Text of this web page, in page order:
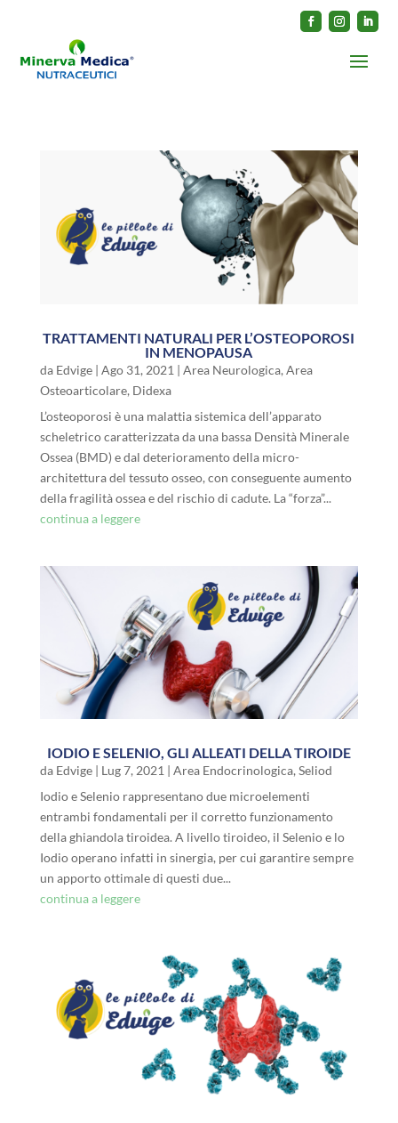
TRATTAMENTI NATURALI PER L’OSTEOPOROSI
IN MENOPAUSA
da Edvige| Ago 31, 2021 | Area Neurologica, Area
Osteoarticolare, Didexa
L’osteoporosi è una malattia sistemica dell’apparato
scheletrico caratterizzata da una bassa Densità Minerale
Ossea (BMD) e dal deterioramento della micro-
architettura del tessuto osseo, con conseguente aumento
della fragilità ossea e del rischio di cadute. La “forza”...
continua a leggere
IODIO E SELENIO, GLI ALLEATI DELLA TIROIDE
da Edvige| Lug 7, 2021 | Area Endocrinologica, Seliod
Iodio e Selenio rappresentano due microelementi
entrambi fondamentali per il corretto funzionamento
della ghiandola tiroidea. A livello tiroideo, il Selenio e lo
Iodio operano infatti in sinergia, per cui garantire sempre
un apporto ottimale di questi due...
continua a leggere